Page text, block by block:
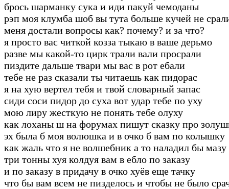
брось шарманку сука и иди пакуй чемоданы
рэп моя клумба шоб вы тута больше кучей не
меня достали вопросы как? почему? и за что?
я просто вас читкой козза тыкаю в ваше дерьмо
разве мы какой-то цирк трали вали просрали
пиздите дальше твари мы вас в рот ебали
тебе не раз сказали ты читаешь как пидорас
я на хую вертел тебя и твой словарный запас
сиди соси пидор до суха вот удар тебе по уху
мою лиру жесткую не понять тебе олуху
как лоханы ш на форумах пишут сказку про
эх была б моя волюшка и в очко б вам по колышку
как жаль что я не волшебник а то наладил бы мазу
три тонны хуя колдуя вам в ебло по заказу
и по заказу в придачу в очко хуёв еще тачку
что бы вам всем не пизделось и чтобы не было